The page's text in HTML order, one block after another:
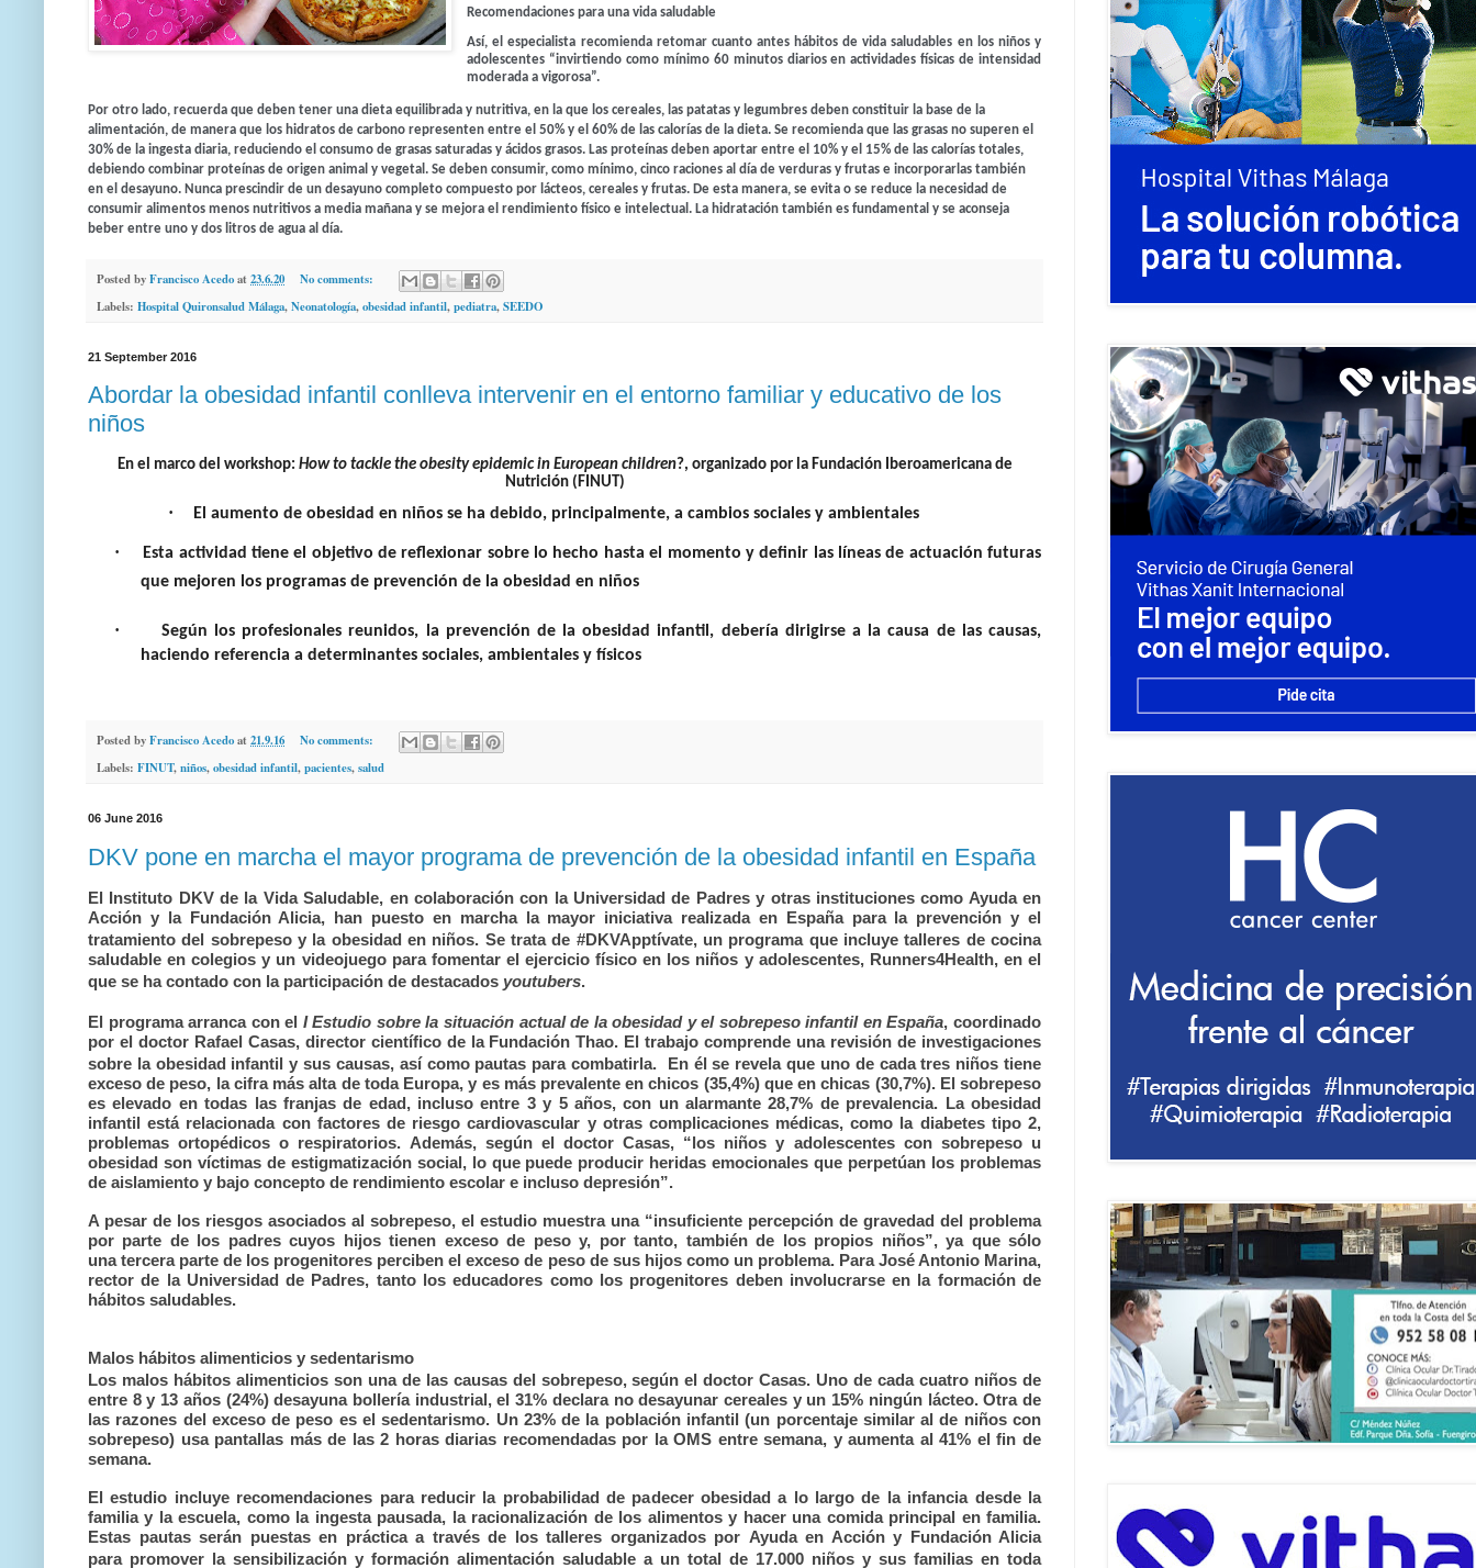
Recomendaciones para una vida saludable
Así, el especialista recomienda retomar cuanto antes hábitos de vida saludables en los niños y
adolescentes “invirtiendo como mínimo 60 minutos diarios en actividades físicas de intensidad
moderada a vigorosa”.
Por otro lado, recuerda que deben tener una dieta equilibrada y nutritiva, en la que los cereales, las patatas y legumbres deben constituir la base de la
alimentación, de manera que los hidratos de carbono representen entre el 50% y el 60% de las calorías de la dieta. Se recomienda que las grasas no superen el
30% de la ingesta diaria, reduciendo el consumo de grasas saturadas y ácidos grasos. Las proteínas deben aportar entre el 10% y el 15% de las calorías totales,
debiendo combinar proteínas de origen animal y vegetal. Se deben consumir, como mínimo, cinco raciones al día de verduras y frutas e incorporarlas también
en el desayuno. Nunca prescindir de un desayuno completo compuesto por lácteos, cereales y frutas. De esta manera, se evita o se reduce la necesidad de
consumir alimentos menos nutritivos a media mañana y se mejora el rendimiento físico e intelectual. La hidratación también es fundamental y se aconseja
beber entre uno y dos litros de agua al día.
Posted byFrancisco Acedoat 23.6.20
No comments:
Labels: Hospital Quironsalud Málaga,Neonatología,obesidad infantil,pediatra,SEEDO
21 September 2016
Abordar la obesidad infantil conlleva intervenir en el entorno familiar y educativo de los
niños
En el marco del workshop: How to tackle the obesity epidemic in European children?, organizado por la Fundación Iberoamericana de
Nutrición (FINUT)
· El aumento de obesidad en niños se ha debido, principalmente, a cambios sociales y ambientales
·
Esta actividad tiene el objetivo de reflexionar sobre lo hecho hasta el momento y definir las líneas de actuación futuras
que mejoren los programas de prevención de la obesidad en niños
·
Según los profesionales reunidos, la prevención de la obesidad infantil, debería dirigirse a la causa de las causas,
haciendo referencia a determinantes sociales, ambientales y físicos
Posted byFrancisco Acedoat 21.9.16
No comments:
Labels: FINUT,niños,obesidad infantil,pacientes,salud
06 June 2016
DKV pone en marcha el mayor programa de prevención de la obesidad infantil en España
El Instituto DKV de la Vida Saludable, en colaboración con la Universidad de Padres y otras instituciones como Ayuda en
Acción y la Fundación Alicia, han puesto en marcha la mayor iniciativa realizada en España para la prevención y el
tratamiento del sobrepeso y la obesidad en niños. Se trata de #DKVApptívate, un programa que incluyetalleres de cocina
saludable en colegios y un videojuego para fomentar el ejercicio físico en los niños y adolescentes, Runners4Health, en el
que se ha contado con la participación de destacados youtubers.
El programa arranca con el I Estudio sobre la situación actual de la obesidad y el sobrepeso infantil en España,coordinado
por el doctor Rafael Casas, director científico de la Fundación Thao. El trabajo comprende una revisión de investigaciones
sobre la obesidad infantil y sus causas, así como pautas para combatirla.
En él se revela que uno de cada tres niños tiene
exceso de peso, la cifra más alta de toda Europa, y es más prevalente en chicos (35,4%) que en chicas (30,7%). El sobrepeso
es elevado en todas las franjas de edad, incluso entre 3 y 5 años, con un alarmante 28,7% de prevalencia. La obesidad
infantilestá relacionada con factores de riesgo cardiovascular y otras complicaciones médicas, como la diabetes tipo 2,
problemas ortopédicos o respiratorios. Además, según el doctor Casas, “los niños y adolescentes con sobrepeso u
obesidad son víctimas de estigmatización social, lo que puede producir heridas emocionales que perpetúan los problemas
de aislamiento y bajo concepto de rendimiento escolar e incluso depresión”.
A pesar de los riesgos asociados al sobrepeso, el estudio muestra una “insuficiente percepción de gravedad del problema
por parte de los padres cuyos hijos tienen exceso de peso y, por tanto, también de los propios niños”, ya que sólo
unatercera parte de los progenitores perciben el exceso de peso de sus hijos como un problema. Para José Antonio Marina,
rector de la Universidad de Padres, tanto los educadores como los progenitores deben involucrarse en la formación de
hábitos saludables.
Malos hábitos alimenticios y sedentarismo
Los malos hábitos alimenticios son una de las causas del sobrepeso, según el doctor Casas. Uno de cada cuatro niños de
entre 8 y 13 años (24%) desayuna bollería industrial, el 31% declara no desayunar cereales y un 15% ningún lácteo. Otra de
las razones del exceso de peso es el sedentarismo. Un 23% de la población infantil (un porcentaje similar al de niños con
sobrepeso) usa pantallas más de las 2 horas diarias recomendadas por la OMS entre semana, y aumenta al 41% el fin de
semana.
El estudio incluye recomendaciones para reducir la probabilidad de padecer obesidad a lo largo de la infancia desde la
familia y la escuela, como la ingesta pausada, la racionalización de los alimentos y hacer una comida principal en familia.
Estas pautas serán puestas en práctica a través de los talleres organizados por Ayuda en Acción y Fundación Alicia
para promover la sensibilización y formación alimentación saludable a un total de 17.000 niños y sus familias en toda